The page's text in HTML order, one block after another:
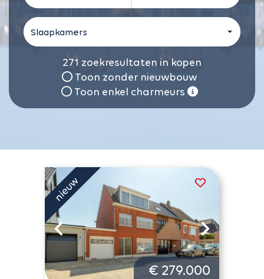
Slaapkamers
271 zoekresultaten in kopen
Toon zonder nieuwbouw
Toon enkel charmeurs
€ 279.000